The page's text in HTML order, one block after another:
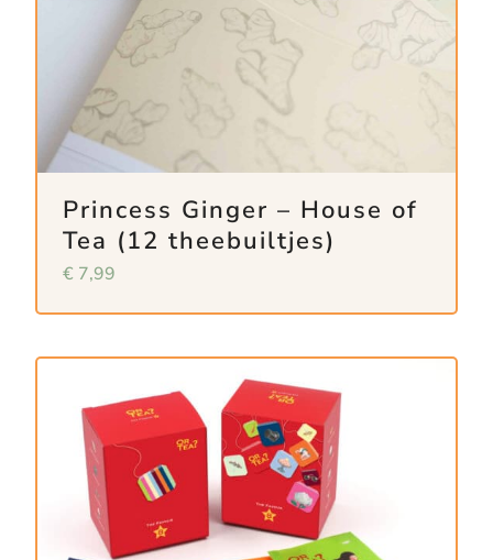
Princess Ginger – House of
Tea (12 theebuiltjes)
€ 7,99